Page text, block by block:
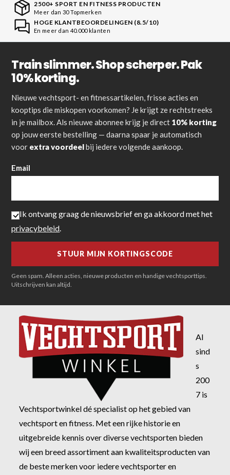
2500+ SPORT EN FITNESS PRODUCTEN
Meer dan 30 Topmerken
HOGE KLANTBEOORDELINGEN (8.5/10)
En meer dan 40.000 klanten
Train slimmer. Shop scherper. Pak
10% korting.
Nieuwe vechtsport- en fitnessartikelen, frisse acties en
kooptips die miskopen voorkomen? Je krijgt ze rechtstreeks
in je mailbox. Als nieuwe abonnee krijg je direct 10% korting
op jouw eerste bestelling — daarna spaar je automatisch
voor extra voordeelbij iedere volgende aankoop.
Email
Ik ontvang graag de nieuwsbrief en ga akkoord met het
privacybeleid.
Geen spam. Alleen acties, nieuwe producten en handige vechtsporttips.
Uitschrijven kan altijd.
Al
sind
s
200
7 is
Vechtsportwinkel dé specialist op het gebied van
vechtsport en fitness. Met een rijke historie en
uitgebreide kennis over diverse vechtsporten bieden
wij een breed assortiment aan kwaliteitsproducten van
de beste merken voor iedere vechtsporter en